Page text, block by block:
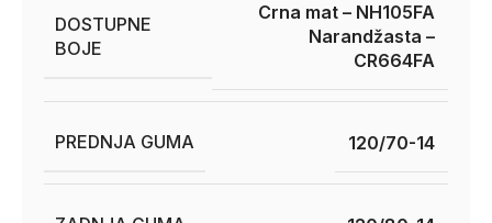
DOSTUPNE
BOJE
Crna mat – NH105FA
Narandžasta –
CR664FA
PREDNJA GUMA 120/70-14